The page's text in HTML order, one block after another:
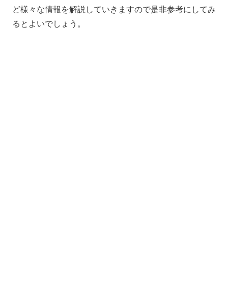
ど様々な情報を解説していきますので是非参考にしてみ
るとよいでしょう。